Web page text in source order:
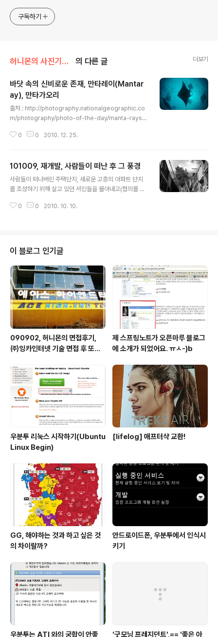
지켜봐주세요!! ^^
구독하기
허니몬의 사진기록/프레임, 틀 안의 이야기 의 다른 글 더보기
바닷 속의 신비로운 존재, 만타레이(Mantar
ay), 만타가오리
출처 : http://photography.nationalgeographic.co
m/photography/photo-of-the-day/manta-rays-
레이, 만타가오리. 푸른 바닷속을 유영하는 그 녀석을 만나
0 0 2010. 12. 25.
101009, 재개발, 사람들이 떠난 후 그 풍경
사람들이 떠나버린 주택단지, 새로운 고층의 아파트 단지
를 조성하기 위해 살고 있던 서민들을 몰아내고(협의를 통
국 적은 보상비를 가지고 점점 더 도시 밖으로 밖으로 몰려
라지고 나니 점점 황폐해지기 시작한다. 시골마을에서도
사람이 살던 집에서 사람이 떠나고 오래지나고 나면 생명
력을 잃고 허물어져 풍화되며 자연으로 돌아가는 모습과는
달리, 시멘트로 지어진 건물들은 흉물스런 모습으로 남아
있었다. 사람들이 떠난 흔적은 어지럽게 널려 있었다.
0 0 2010. 10. 10.
이 블로그 인기글
090902, 허니몬의 면접후기,
㈜잉카인터넷 기술 면접 후 또한
업!!
제 스프링노트가 오픈마루 블로그
에 소개가 되었어요. ㅠㅅ-)b
우분투 리눅스 시작하기(Ubuntu
Linux Begin)
[lifelog] 애프터샥 교환!
GG, 해야하는 것과 하고 싶은 것
의 차이랄까?
안드로이드폰, 우분투에서 인식시
키기
우분투는 ATI 와의 궁합이 안좋 '굿모닝 프레지던트',== '좋은 아